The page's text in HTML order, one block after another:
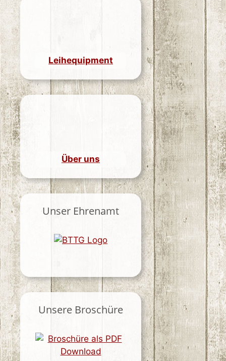
Leihequipment
Über uns
Unser Ehrenamt
Unsere Broschüre